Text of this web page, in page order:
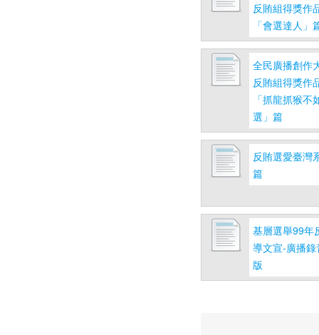
反賄組得獎作
「會選達人」
全民廣播創作
反賄組得獎作
「抓龍抓猴不
選」篇
反賄選愛臺灣
篇
基層選舉99年
導文宣-廣播
版